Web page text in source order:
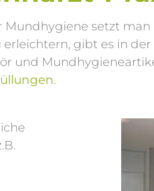
Mundhygiene setzt
gibt es in der
und
.